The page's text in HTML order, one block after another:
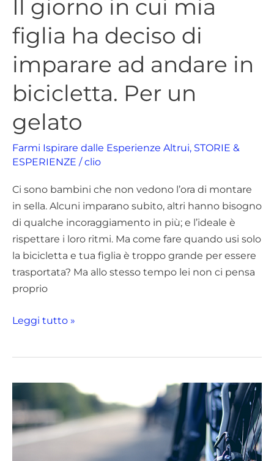
Il giorno in cui mia
figlia ha deciso di
imparare ad andare in
bicicletta. Per un
gelato
Farmi Ispirare dalle Esperienze Altrui, STORIE &
ESPERIENZE /clio
Ci sono bambini che non vedono l’ora di montare
in sella. Alcuni imparano subito, altri hanno bisogno
di qualche incoraggiamento in più; e l’ideale è
rispettare i loro ritmi. Ma come fare quando usi solo
la bicicletta e tua figlia è troppo grande per essere
trasportata? Ma allo stesso tempo lei non ci pensa
proprio
giorno
in
mia
figlia
ha
deciso
di
imparare
ad
un
Leggi tutto »
da
condividere,
perché